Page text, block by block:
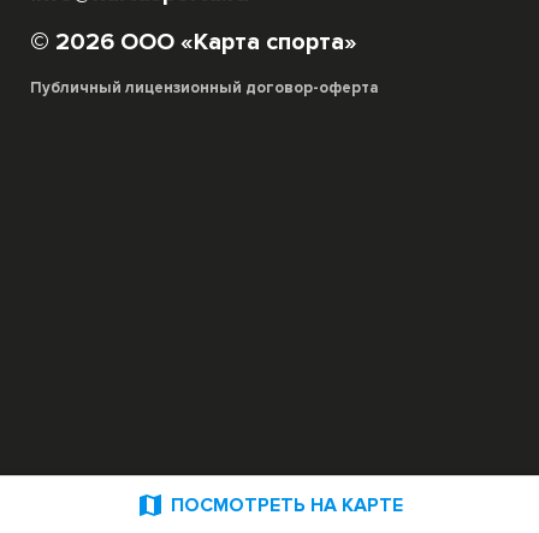
 ПОСМОТРЕТЬ НА КАРТЕ
© 2026 ООО «Карта спорта»
Публичный лицензионный договор-оферта